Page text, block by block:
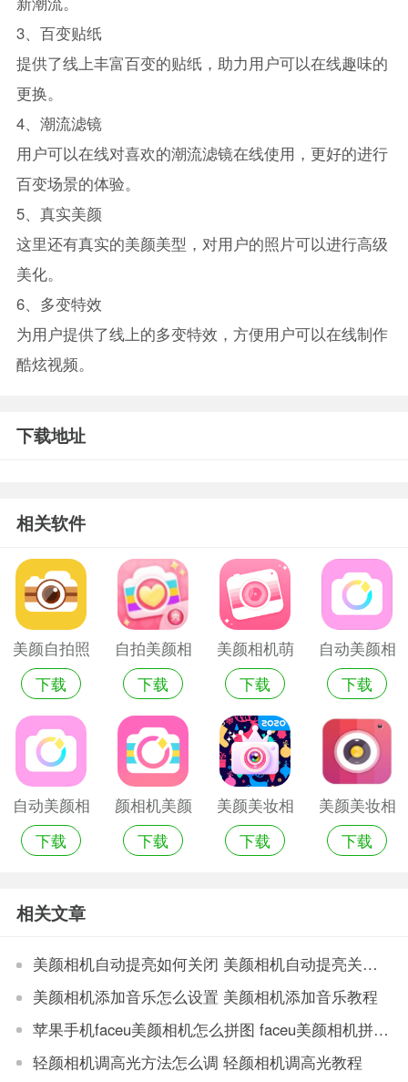
3、百变贴纸
提供了线上丰富百变的贴纸，助力用户可以在线趣味的
更换。
4、潮流滤镜
用户可以在线对喜欢的潮流滤镜在线使用，更好的进行
百变场景的体验。
5、真实美颜
这里还有真实的美颜美型，对用户的照片可以进行高级
美化。
6、多变特效
为用户提供了线上的多变特效，方便用户可以在线制作
酷炫视频。
下载地址
相关软件
美颜自拍照
相机
下载
自拍美颜相
机
下载
美颜相机萌
拍
下载
自动美颜相
机手机版
下载
自动美颜相
机安卓版
下载
颜相机美颜
相机
下载
美颜美妆相
机安卓版
下载
美颜美妆相
机2018版
下载
相关文章
美颜相机自动提亮如何关闭 美颜相机自动提亮关闭教程
美颜相机添加音乐怎么设置 美颜相机添加音乐教程
苹果手机faceu美颜相机怎么拼图 faceu美颜相机拼接图片操作介绍
轻颜相机调高光方法怎么调 轻颜相机调高光教程